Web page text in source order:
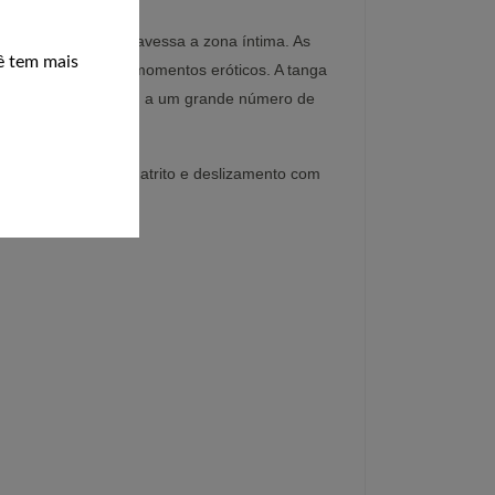
tem mais
pérolas que atravessa a zona íntima. As
estímulos em momentos eróticos. A tanga
se assim a um grande número de
para facilitar o atrito e deslizamento com